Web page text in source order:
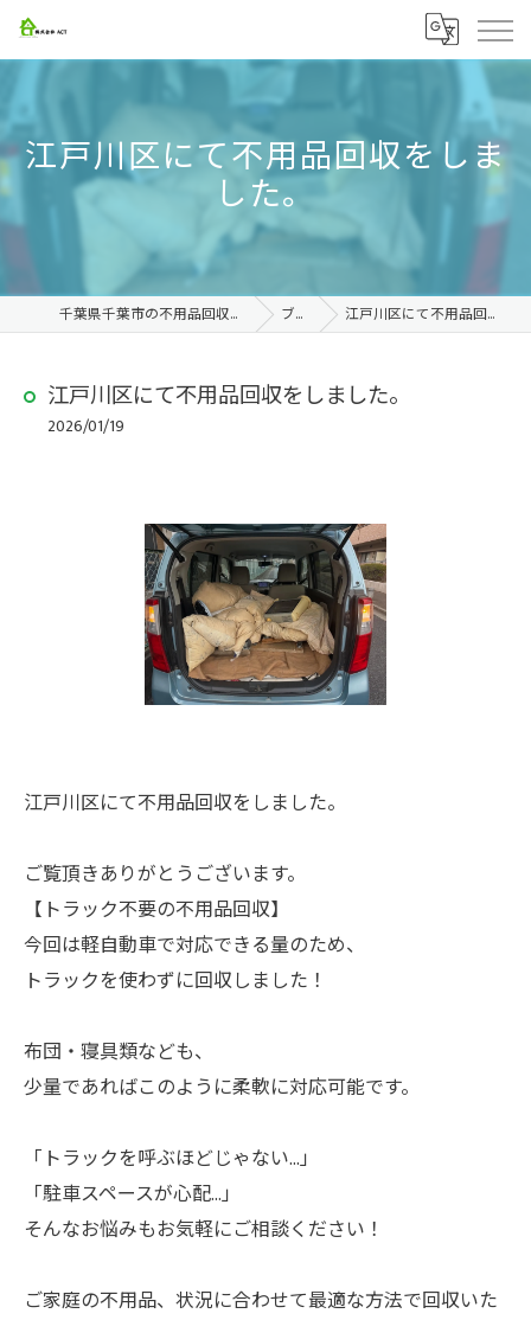
江戸川区にて不用品回収をしま
した。
千葉県千葉市の不用品回収なら株式会社ACT ブログ 江戸川区にて不用品回収をしました。
江戸川区にて不用品回収をしました。
2026/01/19
江戸川区にて不用品回収をしました。
ご覧頂きありがとうございます。
【トラック不要の不用品回収】
今回は軽自動車で対応できる量のため、
トラックを使わずに回収しました！
布団・寝具類なども、
少量であればこのように柔軟に対応可能です。
「トラックを呼ぶほどじゃない…」
「駐車スペースが心配…」
そんなお悩みもお気軽にご相談ください！
ご家庭の不用品、状況に合わせて最適な方法で回収いた